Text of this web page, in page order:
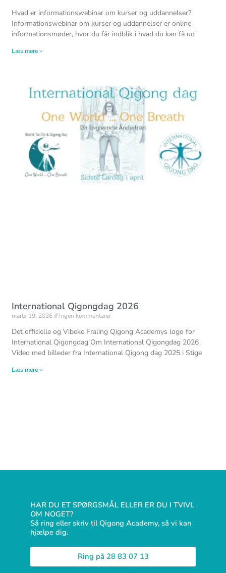
Hvad er informationswebinar om kurser og uddannelser?
Informationswebinar om kurser og uddannelser er online
informationsmøder, hvor du får indblik i hvad du kan få ud
Læs mere »
International Qigongdag 2026
marts 19, 2026 Ingen kommentarer
Det officielle og Vibeke Fraling Qigong Academys logo for
International Qigongdag Om International Qigongdag 2026
Video med billeder fra International Qigong dag 2025 i Stige
Læs mere »
HAR DU ET SPØRGSMÅL ELLER ER DU I TVIVL
OM NOGET?
Så ring eller skriv til Qigong Academy, så vi kan
hjælpe dig.
Ring på 28 83 07 13